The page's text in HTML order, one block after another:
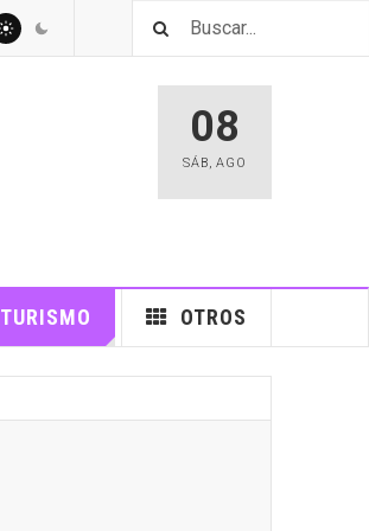
08
SÁB, AGO
TURISMO OTROS